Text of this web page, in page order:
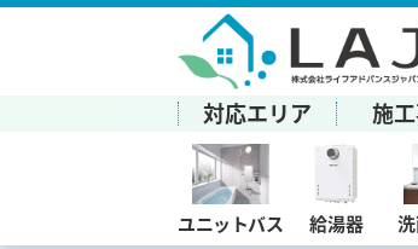
対応エリア 施
ユニットバス 給湯器